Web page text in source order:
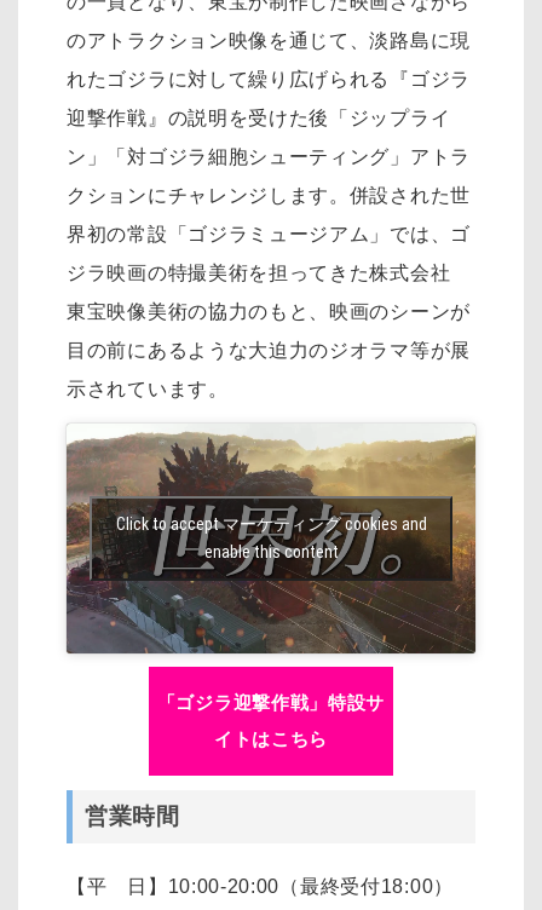
のアトラクション映像を通じて、淡路島に現
れたゴジラに対して繰り広げられる『ゴジラ
迎撃作戦』の説明を受けた後「ジップライ
ン」「対ゴジラ細胞シューティング」アトラ
クションにチャレンジします。併設された世
界初の常設「ゴジラミュージアム」では、ゴ
ジラ映画の特撮美術を担ってきた株式会社
東宝映像美術の協力のもと、映画のシーンが
目の前にあるような大迫力のジオラマ等が展
示されています。
Click to accept マーケティング cookies and
enable this content
「ゴジラ迎撃作戦」特設サ
イトはこちら
営業時間
【平 日】10:00-20:00（最終受付18:00）